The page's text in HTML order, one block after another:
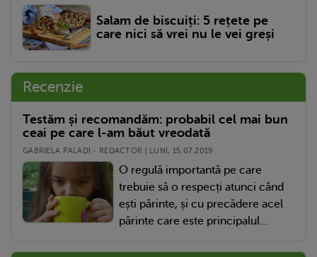
Salam de biscuiți: 5 rețete pe
care nici să vrei nu le vei greși
Recenzie
Testăm și recomandăm: probabil cel mai bun
ceai pe care l-am băut vreodată
GABRIELA PALADI - REDACTOR | LUNI, 15.07.2019
O regulă importantă pe care
trebuie să o respecți atunci când
ești părinte, și cu precădere acel
părinte care este principalul...